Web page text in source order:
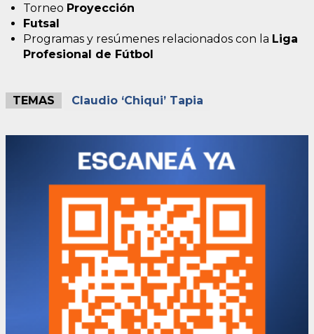
Torneo Proyección
Futsal
Programas y resúmenes relacionados con la Liga
Profesional de Fútbol
TEMAS Claudio ‘Chiqui’ Tapia